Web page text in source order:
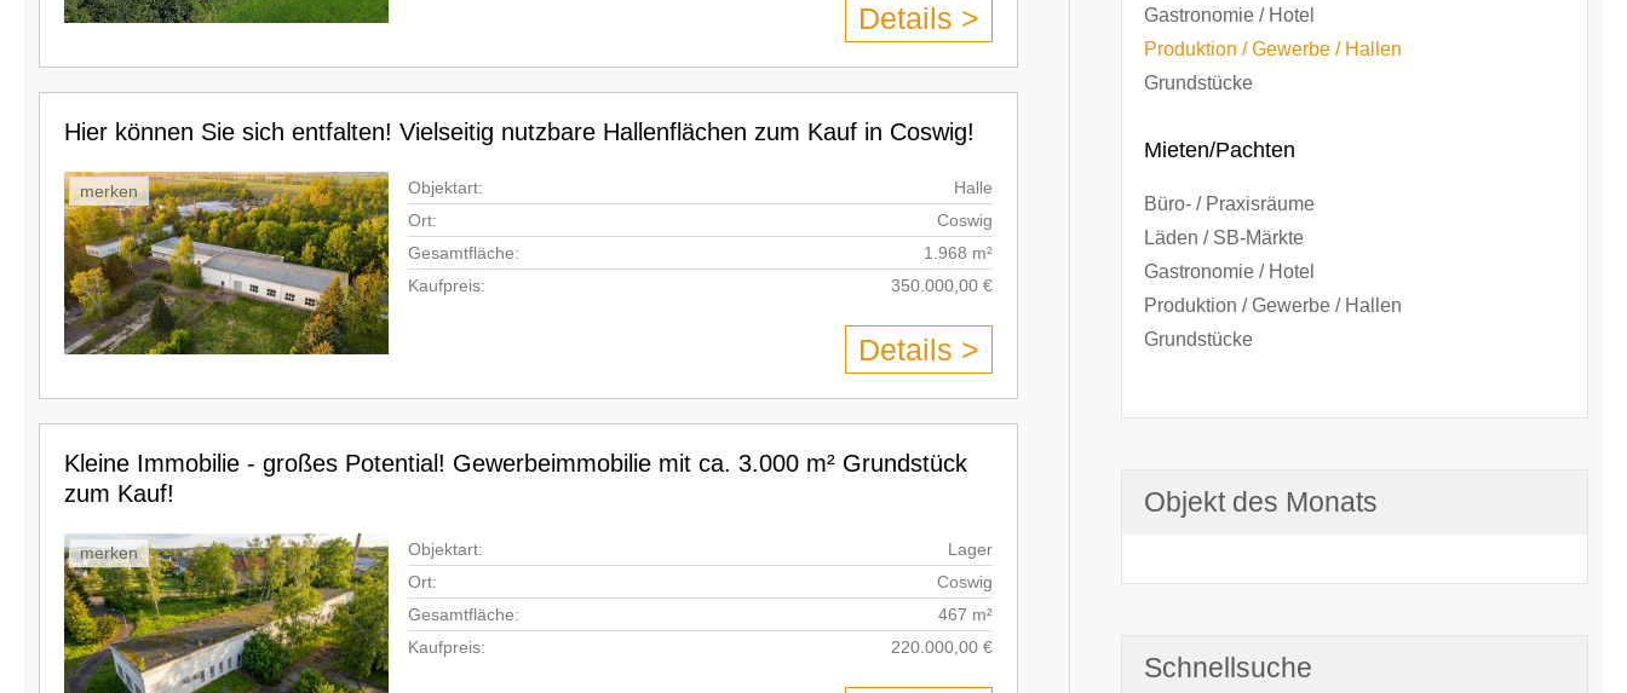
Details >
Hier können Sie sich entfalten! Vielseitig nutzbare Hallenflächen zum Kauf in Coswig!
merken Objektart:
Halle
Ort:
Coswig
Gesamtfläche:
1.968 m²
Kaufpreis:
350.000,00 €
Details >
Kleine Immobilie - großes Potential! Gewerbeimmobilie mit ca. 3.000 m² Grundstück
zum Kauf!
merken Objektart:
Lager
Ort:
Coswig
Gesamtfläche:
467 m²
Kaufpreis:
220.000,00 €
Gastronomie / Hotel
Produktion / Gewerbe / Hallen
Grundstücke
Mieten/Pachten
Büro- / Praxisräume
Läden / SB-Märkte
Gastronomie / Hotel
Produktion / Gewerbe / Hallen
Grundstücke
Objekt des Monats
Schnellsuche